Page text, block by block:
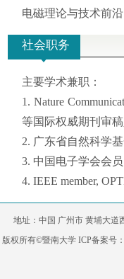
电磁理论与技术前沿
社会职务
主要学术兼职：
1. Nature
等国际权威期刊审稿
2. 广东省自然科学
3. 中国电子学会会员
4.IEEE member,
地址：中国 广州市 黄埔大道
版权所有©暨南大学 ICP备案号